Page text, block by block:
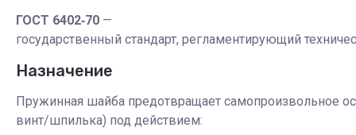
ГОСТ 6402‑70 —
государственный стандарт, регламентирующий
Назначение
Пружинная шайба предотвращает самопроизвольное
винт/шпилька) под действием: